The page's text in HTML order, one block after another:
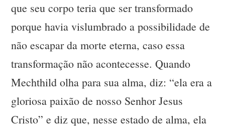
que seu corpo teria que ser transformado
porque havia vislumbrado a possibilidade de
não escapar da morte eterna, caso essa
transformação não acontecesse. Quando
Mechthild olha para sua alma, diz: “ela era a
gloriosa paixão de nosso Senhor Jesus
Cristo” e diz que, nesse estado de alma, ela